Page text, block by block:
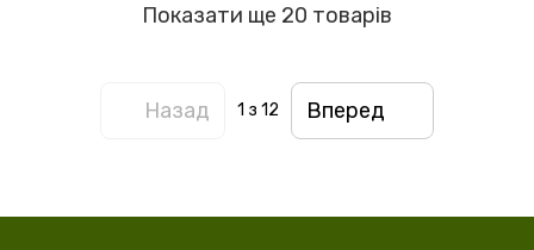
Показати ще 20 товарів
Назад 1 з 12 Вперед